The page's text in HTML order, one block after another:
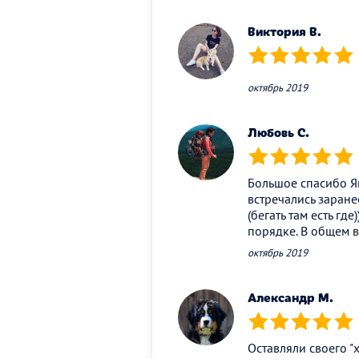
Виктория В.
(*) (*) (*) (*) (*)
октябрь 2019
Любовь С.
(*) (*) (*) (*) (*)
Большое спасибо
встречались
(бегать там есть
порядке. В общем
октябрь 2019
Александр М.
(*) (*) (*) (*) (*)
Оставляли своего